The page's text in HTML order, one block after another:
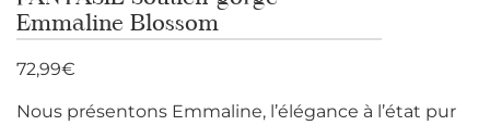
Emmaline Blossom
72,99€
Nous présentons Emmaline, l’élégance à l’état pur